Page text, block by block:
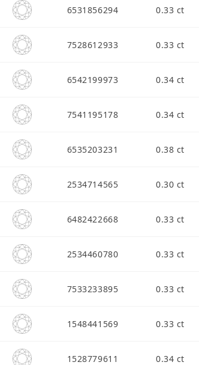
6531856294 0.33 ct
7528612933 0.33 ct
6542199973 0.34 ct
7541195178 0.34 ct
6535203231 0.38 ct
2534714565 0.30 ct
6482422668 0.33 ct
2534460780 0.33 ct
7533233895 0.33 ct
1548441569 0.33 ct
1528779611 0.34 ct